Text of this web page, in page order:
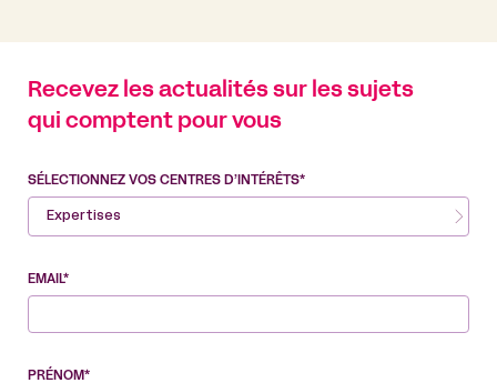
Recevez les actualités sur les sujets
qui comptent pour vous
SÉLECTIONNEZ VOS CENTRES D’INTÉRÊTS*
Expertises
EMAIL*
PRÉNOM*